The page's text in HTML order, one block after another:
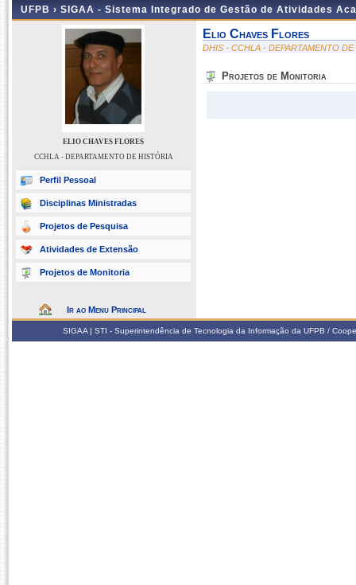
UFPB › SIGAA - Sistema Integrado de Gestão de Atividades
ELIO CHAVES FLORES
CCHLA - DEPARTAMENTO DE HISTÓRIA
Perfil Pessoal
Disciplinas Ministradas
Projetos de Pesquisa
Atividades de Extensão
Projetos de Monitoria
Ir ao Menu Principal
Elio Chaves Flores
DHIS - CCHLA - DEPARTAMENTO
Projetos de Monitoria
SIGAA | STI - Superintendência de Tecnologia da Informação da UFPB /